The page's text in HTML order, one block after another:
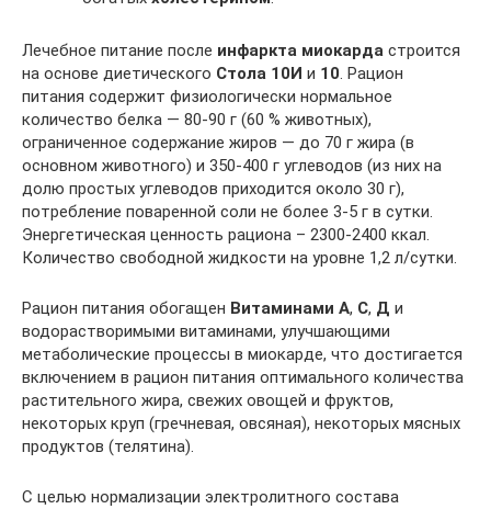
Лечебное питание после инфаркта миокарда строится
на основе диетического Стола 10И и 10. Рацион
питания содержит физиологически нормальное
количество белка — 80-90 г (60 % животных),
ограниченное содержание жиров — до 70 г жира (в
основном животного) и 350-400 г углеводов (из них на
долю простых углеводов приходится около 30 г),
потребление поваренной соли не более 3-5 г в сутки.
Энергетическая ценность рациона – 2300-2400 ккал.
Количество свободной жидкости на уровне 1,2 л/сутки.
Рацион питания обогащен Витаминами А, С, Д и
водорастворимыми витаминами, улучшающими
метаболические процессы в миокарде, что достигается
включением в рацион питания оптимального количества
растительного жира, свежих овощей и фруктов,
некоторых круп (гречневая, овсяная), некоторых мясных
продуктов (телятина).
С целью нормализации электролитного состава